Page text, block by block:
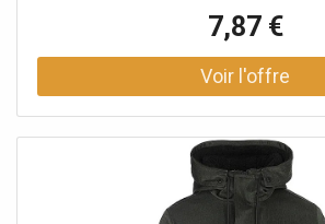
(fournis): 2 clés, Poids:
7,87 €